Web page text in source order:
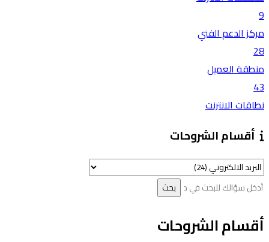
9
مركز الدعم الفني
28
منطقة العميل
43
نطاقات الانترنت
أقسام الشروحات
أقسام الشروحات